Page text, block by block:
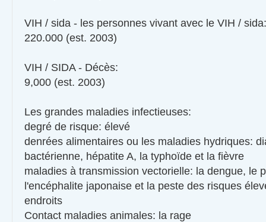
VIH / sida - les personnes vivant avec le VIH / sida:
220.000 (est. 2003)
VIH / SIDA - Décès:
9,000 (est. 2003)
Les grandes maladies infectieuses:
degré de risque: élevé
denrées alimentaires ou les maladies hydriques:
bactérienne, hépatite A, la typhoïde et la fièvre
maladies à transmission vectorielle: la dengue, le
l'encéphalite japonaise et la peste des risques
endroits
Contact maladies animales: la rage